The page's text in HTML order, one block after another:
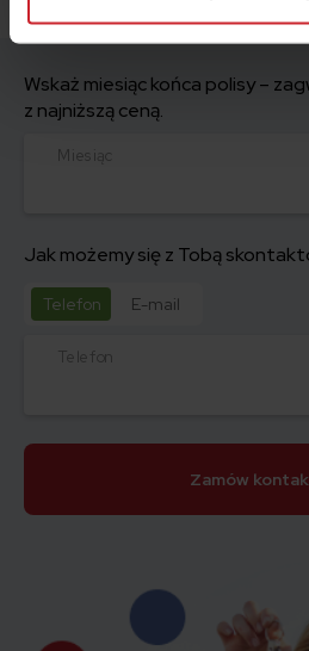
Wskaż miesiąc końca polisy –
z najniższą ceną.
Miesiąc
Jak możemy się z Tobą
Telefon E-mail
Telefon
Zamów